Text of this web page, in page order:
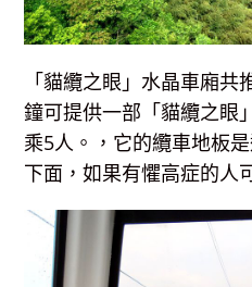
「貓纜之眼」水晶車廂
鐘可提供一部「貓纜之眼
乘5人。，它的纜車地板
下面，如果有懼高症的人